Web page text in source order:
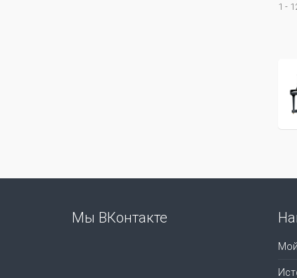
1 -
Мы ВКонтакте